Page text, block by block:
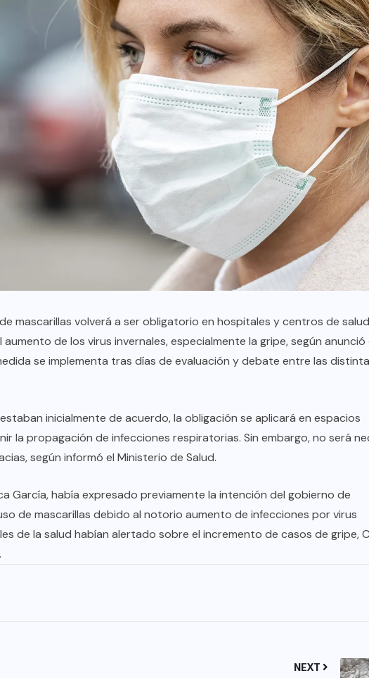
mascarillas volverá a ser obligatorio en hospitales y centros de salud
de los virus invernales, especialmente la gripe, según anunció
se implementa tras días de evaluación y debate entre las
inicialmente de acuerdo, la obligación se aplicará en espacios
la propagación de infecciones respiratorias. Sin embargo, no será
según informó el Ministerio de Salud.
García, había expresado previamente la intención del gobierno de
de mascarillas debido al notorio aumento de infecciones por virus
de la salud habían alertado sobre el incremento de casos de gripe,
NEXT